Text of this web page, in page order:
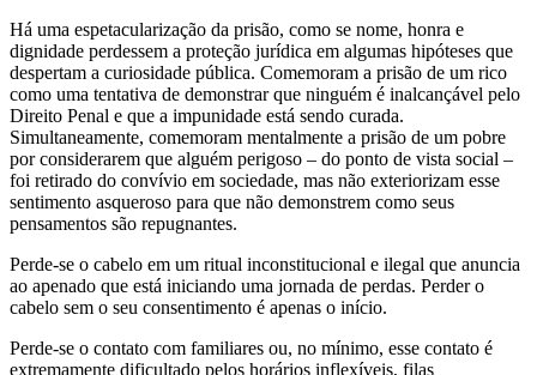
Há uma espetacularização da prisão, como se nome, honra e
dignidade perdessem a proteção jurídica em algumas hipóteses que
despertam a curiosidade pública. Comemoram a prisão de um rico
como uma tentativa de demonstrar que ninguém é inalcançável pelo
Direito Penal e que a impunidade está sendo curada.
Simultaneamente, comemoram mentalmente a prisão de um pobre
por considerarem que alguém perigoso – do ponto de vista social –
foi retirado do convívio em sociedade, mas não exteriorizam esse
sentimento asqueroso para que não demonstrem como seus
pensamentos são repugnantes.
Perde-se o cabelo em um ritual inconstitucional e ilegal que anuncia
ao apenado que está iniciando uma jornada de perdas. Perder o
cabelo sem o seu consentimento é apenas o início.
Perde-se o contato com familiares ou, no mínimo, esse contato é
extremamente dificultado pelos horários inflexíveis, filas